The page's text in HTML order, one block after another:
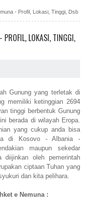
- Profil, Lokasi, Tinggi, Dsb
PROFIL, LOKASI, TINGGI,
Gunung yang terletak di
memiliki ketinggian 2694
tinggi berbentuk Gunung
berada di wilayah Eropa.
yang cukup anda bisa
di Kosovo - Albania -
maupun sekedar
diijinkan oleh pemerintah
ciptaan Tuhan yang
dan kita pelihara.
e Nemuna :